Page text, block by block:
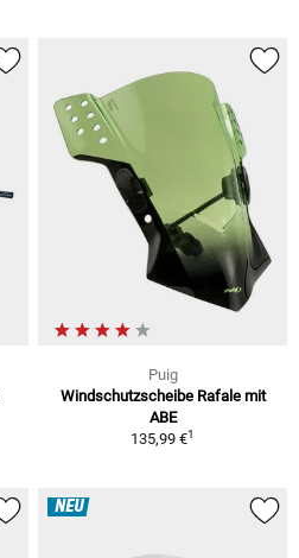
Puig
Windschutzscheibe Rafale mit
ABE
135,99 €1
NEU